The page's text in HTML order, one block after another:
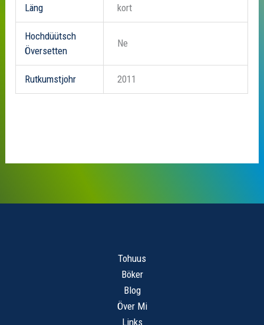
Läng kort
Hochdüütsch
Översetten
Ne
Rutkumstjohr 2011
Tohuus
Böker
Blog
Över Mi
Links